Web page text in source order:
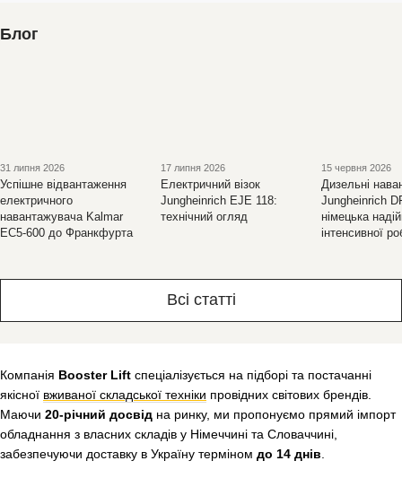
Блог
31 липня 2026
Успішне відвантаження
електричного
навантажувача Kalmar
EC5-600 до Франкфурта
17 липня 2026
Електричний візок
Jungheinrich EJE 118:
технічний огляд
15 червня 2026
Дизельні
Jungheinrich
німецька
інтенсивної
Всі статті
Компанія Booster Lift спеціалізується на підборі та постачанні
якісної вживаної складської техніки провідних світових брендів.
Маючи 20-річний досвід на ринку, ми пропонуємо прямий імпорт
обладнання з власних складів у Німеччині та Словаччині,
забезпечуючи доставку в Україну терміном до 14 днів